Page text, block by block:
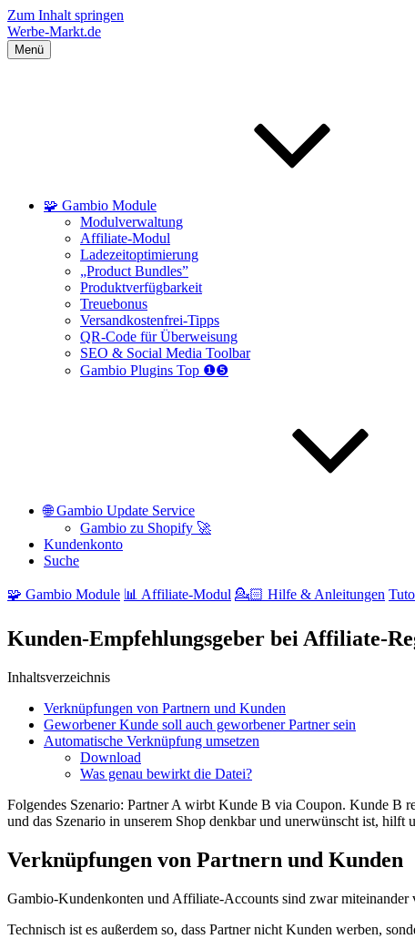
Zum Inhalt springen
Werbe-Markt.de
Menü
🧩 Gambio Module
Modulverwaltung
Affiliate-Modul
Ladezeitoptimierung
„Product Bundles”
Produktverfügbarkeit
Treuebonus
Versandkostenfrei-Tipps
QR-Code für Überweisung
SEO & Social Media Toolbar
Gambio Plugins Top ❶❺
🌐 Gambio Update Service
Gambio zu Shopify 🚀
Kundenkonto
Suche
🧩 Gambio Module 📊 Affiliate-Modul 💁🏻 Hilfe & Anleitungen
Kunden-Empfehlungsgeber bei Affiliate-
Inhaltsverzeichnis
Verknüpfungen von Partnern und Kunden
Geworbener Kunde soll auch geworbener Partner sein
Automatische Verknüpfung umsetzen
Download
Was genau bewirkt die Datei?
Folgendes Szenario: Partner A wirbt Kunde B via Coupon. Kunde B
und das Szenario in unserem Shop denkbar und unerwünscht ist, hilft
Verknüpfungen von Partnern und Kunden
Gambio-Kundenkonten und Affiliate-Accounts sind zwar
Technisch ist es außerdem so, dass Partner nicht Kunden werben,